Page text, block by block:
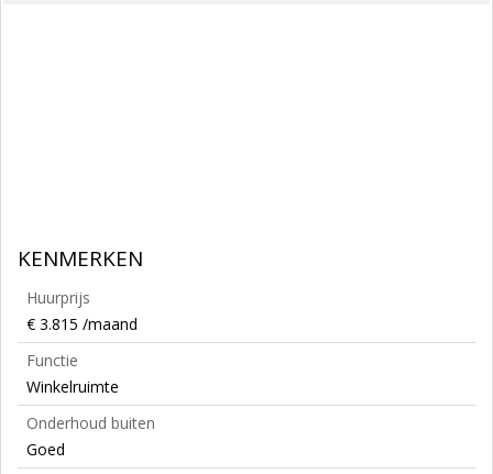
KENMERKEN
Huurprijs
€ 3.815 /maand
Functie
Winkelruimte
Onderhoud buiten
Goed